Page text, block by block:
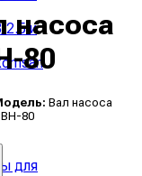
2.5 и
для
насоса
80
Вал насоса
80